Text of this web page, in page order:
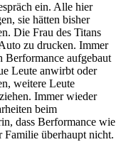
ein. Alle hier
sie hätten bisher
Die Frau des Titans
zu drucken. Immer
Berformance aufgebaut
Leute anwirbt oder
weitere Leute
Immer wieder
beim
dass Berformance wie
Familie überhaupt nicht.